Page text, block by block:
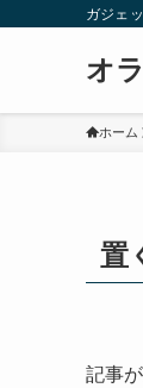
ガジェ
オ
ホーム
置
記事